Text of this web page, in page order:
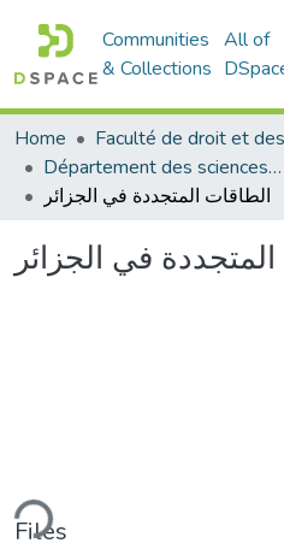
Communities
& Collections
All of
Home
Département des sciences politiques
الطاقات المتجددة في الجزائر
في الجزائر
Files